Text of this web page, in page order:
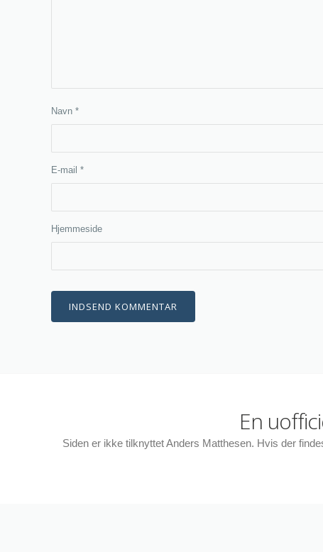
Navn *
E-mail *
Hjemmeside
En
Siden er ikke tilknyttet Anders Matthesen. Hvis der